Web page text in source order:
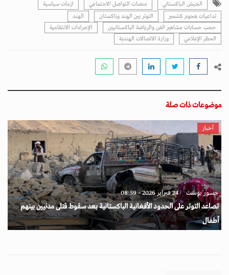
الجيش الباكستاني منصات التواصل الاجتماعي
ازمات سياسية
تداعيات هجوم كشمير
التوتر بين الهند وباكستان
الهند
حجب حسابات مشاهير الفن والرياضة الباكستانيين
الإجراءات الانتقامية
الحظر الإعلامي
وزارة الاتصالات الهندية
موضوعات ذات صلة
أخبار
جسور بوست 24 فبراير 2026 - 08:59
تصاعد التوتر على الحدود الأفغانية الباكستانية بعد سقوط قتلى مدنيين بينهم
أطفال